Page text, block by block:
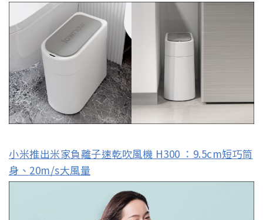
小米推出米家負離子速乾吹風機 H300 ：9.5cm短巧筒
身、20m/s大風量